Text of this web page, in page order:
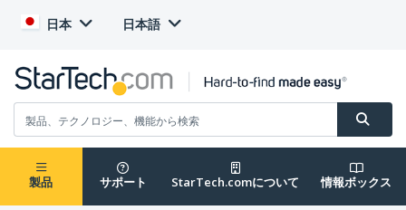
日本 日本語
製品 サポート StarTech.comについて 情報ボックス